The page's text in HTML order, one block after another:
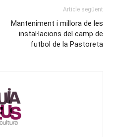
Article següent
Manteniment i millora de les
instal·lacions del camp de
futbol de la Pastoreta